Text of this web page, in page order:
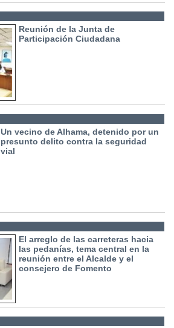
Reunión de la Junta de
Participación Ciudadana
Un vecino de Alhama, detenido por un
presunto delito contra la seguridad
vial
El arreglo de las carreteras hacia
las pedanías, tema central en la
reunión entre el Alcalde y el
consejero de Fomento